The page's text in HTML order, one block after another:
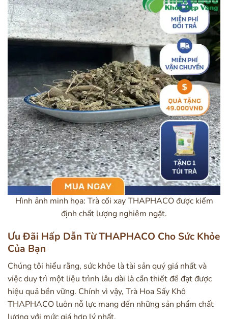
Hình ảnh minh họa: Trà cối xay THAPHACO được kiểm
định chất lượng nghiêm ngặt.
Ưu Đãi Hấp Dẫn Từ THAPHACO Cho Sức Khỏe
Của Bạn
Chúng tôi hiểu rằng, sức khỏe là tài sản quý giá nhất và
việc duy trì một liệu trình lâu dài là cần thiết để đạt được
hiệu quả bền vững. Chính vì vậy, Trà Hoa Sấy Khô
THAPHACO luôn nỗ lực mang đến những sản phẩm chất